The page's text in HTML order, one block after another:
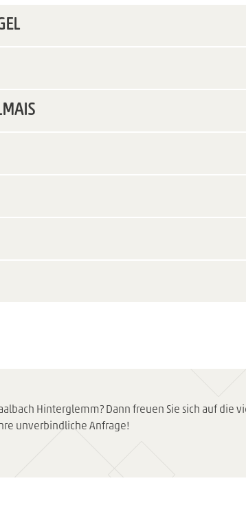
Hinterglemm? Dann freuen Sie sich auf die
unverbindliche Anfrage!